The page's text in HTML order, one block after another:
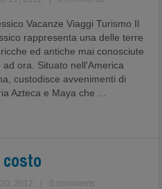
Vacanze Viaggi Turismo Il
rappresenta una delle terre
ed antiche mai conosciute
ad ora. Situato nell'America
custodisce avvenimenti di
Azteca e Maya che ...
2012 0 comments